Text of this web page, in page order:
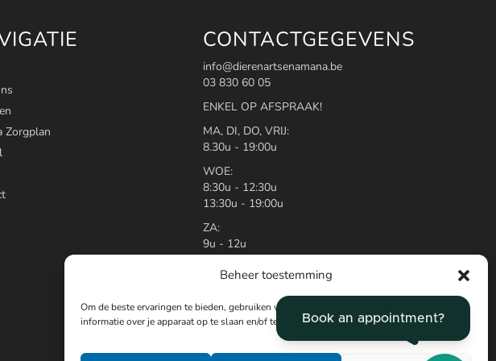
Beheer toestemming
Om de beste ervaringen te bieden, gebruiken wij technologieën zoals cookies om
informatie over je apparaat op te slaan en/of te raadplegen.
Zorgplan
CONTACTGEGEVENS
info@dierenartsenamana.be
03 830 60 05
ENKEL OP AFSPRAAK!
MA, DI, DO, VRIJ:
8.30u - 19:00u
WOE:
8:30u - 12:30u
13:30u - 19:00u
ZA:
9u - 12u
Van zaterdag 12u tot maandag 8.30u
werken wij samen met de wachtdienst
van Antwerpen.
Bel op ons nummer 03/830.60.05 en u
krijgt te horen waar u terecht kan.